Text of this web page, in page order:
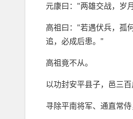
元康曰："两雄交战，岁
高祖曰："若遇伏兵，孤
追，必成后患。"
高祖竟不从。
以功封安平县子，邑三百
寻除平南将军、通直常